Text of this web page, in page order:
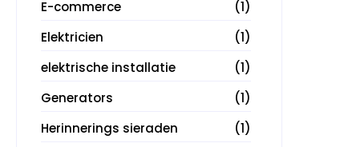
E-commerce
(1)
Elektricien
(1)
elektrische installatie
(1)
Generators
(1)
Herinnerings sieraden
(1)